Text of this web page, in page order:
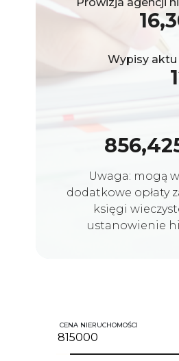
Wypisy
Uwaga: mogą
dodatkowe opłaty
księgi
ustanowienie
CENA NIERUCHOMOŚCI